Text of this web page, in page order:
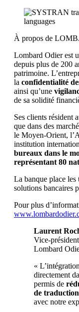
À propos de
Lombard Odier est
depuis plus de 200
patrimoine.
la confidentialité
ainsi qu’une
de sa solidité
Ses clients résident
que dans des
le Moyen-Orient,
institution
bureaux dans le
représentant 80
La banque place les
solutions bancaires
Pour plus
Laurent
Vice-
Lombard
«
directement
permis de
de traduction
avec notre